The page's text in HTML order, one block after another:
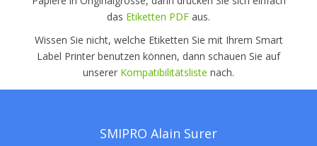
das Etiketten PDF aus.
Wissen Sie nicht, welche Etiketten Sie mit Ihrem Smart
Label Printer benutzen können, dann schauen Sie auf
unserer Kompatibilitätsliste nach.
SMIPRO Alain Surer